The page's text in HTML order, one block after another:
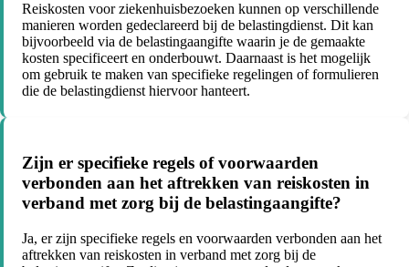
Reiskosten voor ziekenhuisbezoeken kunnen op verschillende
manieren worden gedeclareerd bij de belastingdienst. Dit kan
bijvoorbeeld via de belastingaangifte waarin je de gemaakte
kosten specificeert en onderbouwt. Daarnaast is het mogelijk
om gebruik te maken van specifieke regelingen of formulieren
die de belastingdienst hiervoor hanteert.
Zijn er specifieke regels of voorwaarden
verbonden aan het aftrekken van reiskosten in
verband met zorg bij de belastingaangifte?
Ja, er zijn specifieke regels en voorwaarden verbonden aan het
aftrekken van reiskosten in verband met zorg bij de